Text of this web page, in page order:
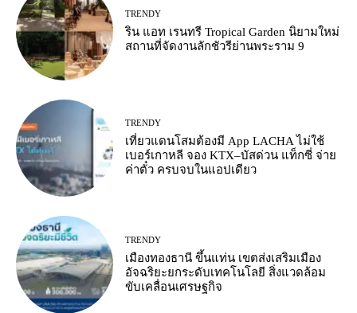
TRENDY
ริน แอท เรนทรี Tropical Garden นิยามใหม่
สถานที่จัดงานลักชัวรีย่านพระราม 9
TRENDY
เที่ยวแดนโสมต้องมี App LACHA ไม่ใช้
เบอร์เกาหลี จอง KTX–บัสด่วน แท็กซี่ จ่าย
ค่าตั๋ว ครบจบในแอปเดียว
TRENDY
เมืองทองธานี ขึ้นแท่น เขตส่งเสริมเมือง
อัจฉริยะยกระดับเทคโนโลยี สิ่งแวดล้อม
ขับเคลื่อนเศรษฐกิจ